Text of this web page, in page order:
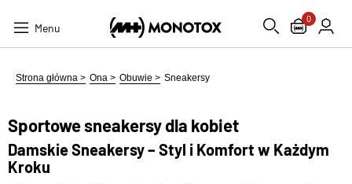
Menu
0
Strona główna > Ona > Obuwie > Sneakersy
Sportowe sneakersy dla kobiet
Damskie Sneakersy – Styl i Komfort w Każdym
Kroku